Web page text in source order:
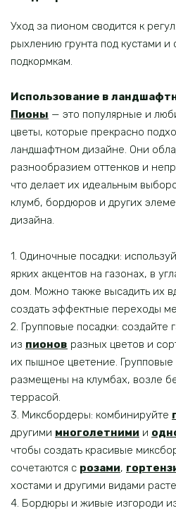
Уход за пионом сводится к
рыхлению грунта под кустами
подкормкам.
Использование в
Пионы — это популярные и
цветы, которые прекрасно
ландшафтном дизайне. Они
разнообразием оттенков и
что делает их идеальным
клумб, бордюров и других
дизайна.
1. Одиночные посадки:
ярких акцентов на газонах, в
дом. Можно также высадить их
создать эффектные переходы
2. Групповые посадки:
из пионов разных цветов и
их пышное цветение. Групповые
размещены на клумбах, возле
террасой.
3. Миксбордеры: комбинируйте
другими многолетними и
чтобы создать красивые
сочетаются с розами,
хостами и другими видами
4. Бордюры и живые изгороди